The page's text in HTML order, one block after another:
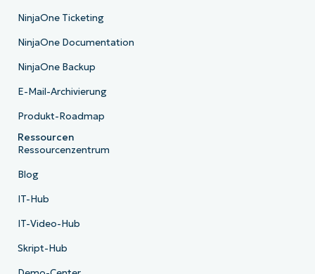
NinjaOne Ticketing
NinjaOne Documentation
NinjaOne Backup
E-Mail-Archivierung
Produkt-Roadmap
Ressourcen
Ressourcenzentrum
Blog
IT-Hub
IT-Video-Hub
Skript-Hub